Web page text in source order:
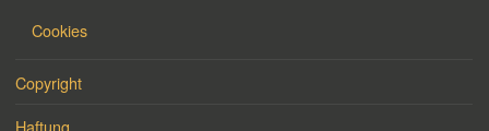
Cookies
Copyright
Haftung